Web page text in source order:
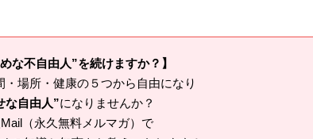
な不自由人”を続けますか？】
・場所・健康の５つから自由になり
な自由人”になりませんか？
（永久無料メルマガ）で